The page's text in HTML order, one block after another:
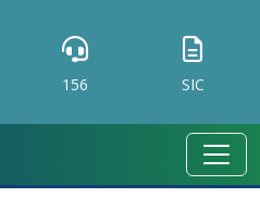
156 SIC